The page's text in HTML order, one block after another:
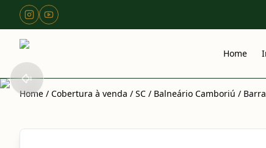
Home
Home / Cobertura à venda / SC / Balneário Camboriú /